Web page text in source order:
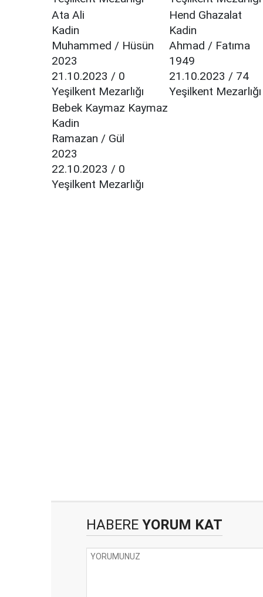
Ata Ali
Kadin
Muhammed / Hüsün
2023
21.10.2023 / 0
Yeşilkent Mezarlığı
Hend Ghazalat
Kadin
Ahmad / Fatıma
1949
21.10.2023 / 74
Yeşilkent Mezarlığı
Bebek Kaymaz Kaymaz
Kadin
Ramazan / Gül
2023
22.10.2023 / 0
Yeşilkent Mezarlığı
HABERE YORUM KAT